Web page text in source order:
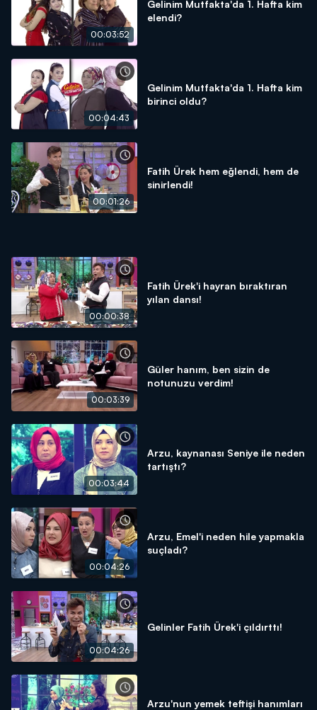
00:03:52
Gelinim Mutfakta'da 1. Hafta kim
elendi?
00:04:43
Gelinim Mutfakta'da 1. Hafta kim
birinci oldu?
00:01:26
Fatih Ürek hem eğlendi, hem de
sinirlendi!
00:00:38
Fatih Ürek'i hayran bıraktıran
yılan dansı!
00:03:39
Güler hanım, ben sizin de
notunuzu verdim!
00:03:44
Arzu, kaynanası Seniye ile neden
tartıştı?
00:04:26
Arzu, Emel'i neden hile yapmakla
suçladı?
00:04:26
Gelinler Fatih Ürek'i çıldırttı!
Arzu'nun yemek teftişi hanımları